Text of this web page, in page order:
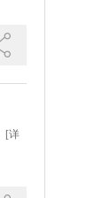
[详